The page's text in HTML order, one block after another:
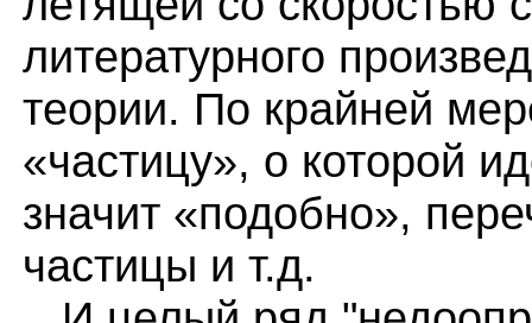
литературного
теории. По крайней
«частицу», о которой
значит «подобно»,
частицы и т.д.